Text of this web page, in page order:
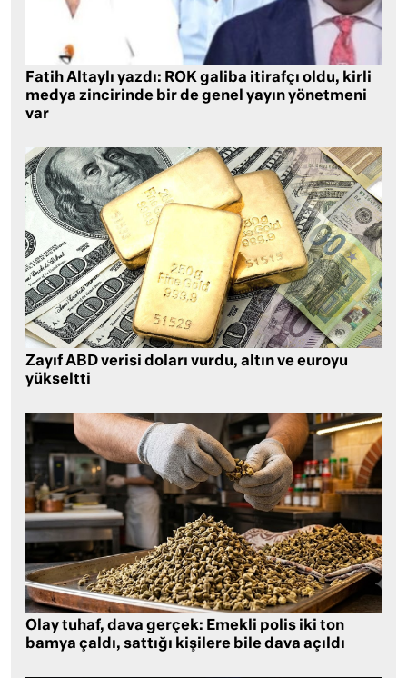
Fatih Altaylı yazdı: ROK galiba itirafçı oldu, kirli
medya zincirinde bir de genel yayın yönetmeni
var
Zayıf ABD verisi doları vurdu, altın ve euroyu
yükseltti
Olay tuhaf, dava gerçek: Emekli polis iki ton
bamya çaldı, sattığı kişilere bile dava açıldı